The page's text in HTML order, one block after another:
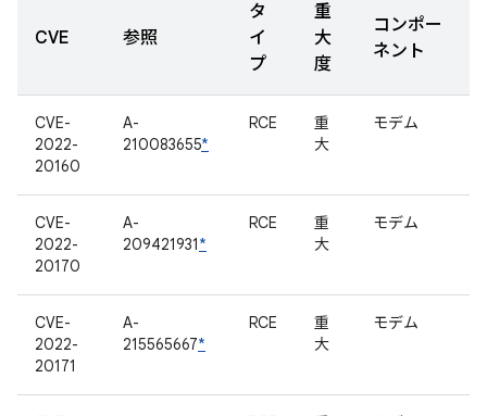
CVE 参照
タ
イ
プ
重
大
度
コンポー
ネント
CVE-
2022-
20160
A-
210083655*
RCE
重
大
モデム
CVE-
2022-
20170
A-
209421931*
RCE
重
大
モデム
CVE-
2022-
20171
A-
215565667*
RCE
重
大
モデム